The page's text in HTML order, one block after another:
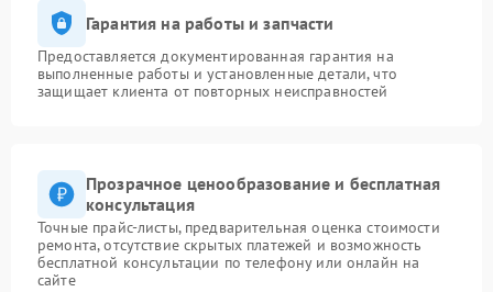
Гарантия на работы и запчасти
Предоставляется документированная гарантия на
выполненные работы и установленные детали, что
защищает клиента от повторных неисправностей
Прозрачное ценообразование и бесплатная
консультация
Точные прайс-листы, предварительная оценка стоимости
ремонта, отсутствие скрытых платежей и возможность
бесплатной консультации по телефону или онлайн на
сайте